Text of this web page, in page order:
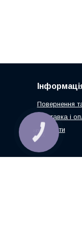
Повернення
Доставка і
Контакти
КНОПКА
ЗВ'ЯЗКУ